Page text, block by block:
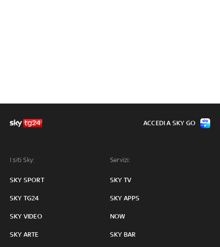
I siti Sky:
SKY SPORT
SKY TG24
SKY VIDEO
SKY ARTE
Servizi:
SKY TV
SKY APPS
NOW
SKY BAR
ACCEDI A SKY GO